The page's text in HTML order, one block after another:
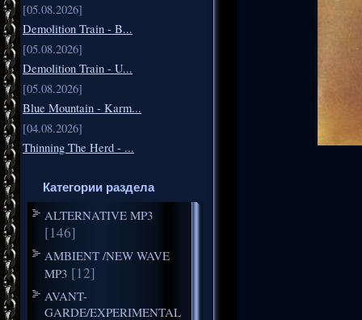
[05.08.2026]
Demolition Train - B...
[05.08.2026]
Demolition Train - U...
[05.08.2026]
Blue Mountain - Karm...
[04.08.2026]
Thinning The Herd - ...
Категории раздела
ALTERNATIVE MP3
[146]
AMBIENT /NEW WAVE
MP3 [12]
AVANT-
GARDE/EXPERIMENTAL